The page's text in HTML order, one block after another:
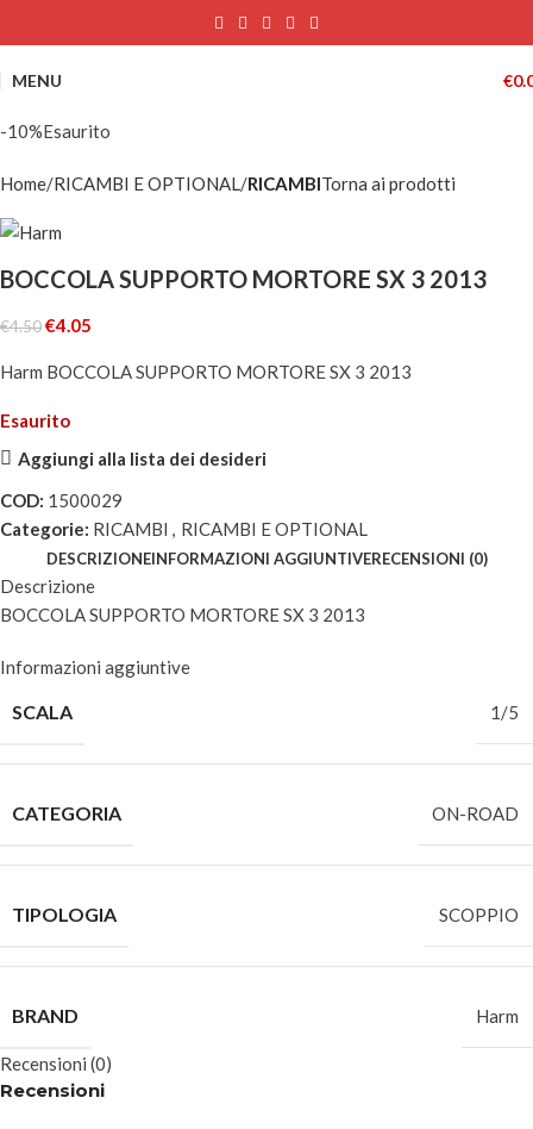
MENU €
-10%Esaurito
Home RICAMBI E OPTIONAL RICAMBITorna ai prodotti
BOCCOLA SUPPORTO MORTORE SX 3 2013
€4.50€4.05
Harm BOCCOLA SUPPORTO MORTORE SX 3 2013
Esaurito
Aggiungi alla lista dei desideri
COD: 1500029
Categorie: RICAMBI , RICAMBI E OPTIONAL
DESCRIZIONEINFORMAZIONI AGGIUNTIVERECENSIONI (0)
Descrizione
BOCCOLA SUPPORTO MORTORE SX 3 2013
Informazioni aggiuntive
SCALA 1/5
CATEGORIA ON-ROAD
TIPOLOGIA SCOPPIO
BRAND Harm
Recensioni (0)
Recensioni